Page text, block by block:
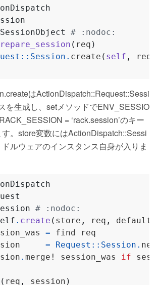
SessionObject
# :nodoc:
( req )
:: Session . create ( self , req
はActionDispatch::Request::Sessi
を生成し、setメソッドでENV_SESSIO
= ‘rack.session’のキー
。store変数にはActionDispatch::Sessi
ルウェアのインスタンス自身が入りま
# :nodoc:
. create ( store , req ,
=
= Request :: Session . new
. merge! session_was if
( req , session )